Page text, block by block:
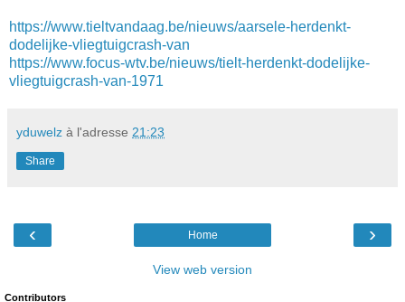
https://www.tieltvandaag.be/nieuws/aarsele-herdenkt-
dodelijke-vliegtuigcrash-van
https://www.focus-wtv.be/nieuws/tielt-herdenkt-dodelijke-
vliegtuigcrash-van-1971
yduwelz à l'adresse 21:23
Share
‹ ›
Home
View web version
Contributors